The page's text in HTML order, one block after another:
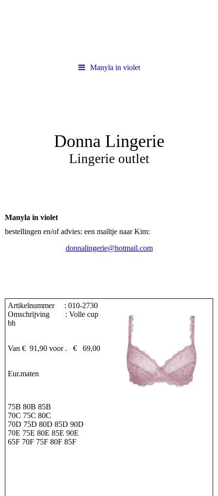
Manyla in violet
Donna Lingerie
Lingerie outlet
Manyla in violet
bestellingen en/of advies: een mailtje naar Kim:
donnalingerie@hotmail.com
Artikelnummer : 010-2730
Omschrijving : Volle cup
bh
Van € 91,90 voor . € 69,00
Eur.maten
75B 80B 85B
70C 75C 80C
70D 75D 80D 85D 90D
70E 75E 80E 85E 90E
65F 70F 75F 80F 85F